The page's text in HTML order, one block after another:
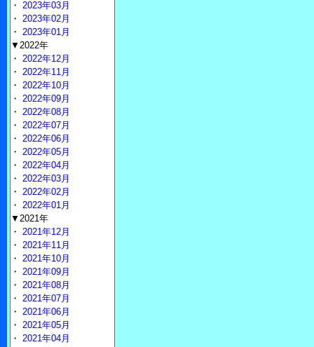
・ 2023年03月
・ 2023年02月
・ 2023年01月
▼2022年
・ 2022年12月
・ 2022年11月
・ 2022年10月
・ 2022年09月
・ 2022年08月
・ 2022年07月
・ 2022年06月
・ 2022年05月
・ 2022年04月
・ 2022年03月
・ 2022年02月
・ 2022年01月
▼2021年
・ 2021年12月
・ 2021年11月
・ 2021年10月
・ 2021年09月
・ 2021年08月
・ 2021年07月
・ 2021年06月
・ 2021年05月
・ 2021年04月